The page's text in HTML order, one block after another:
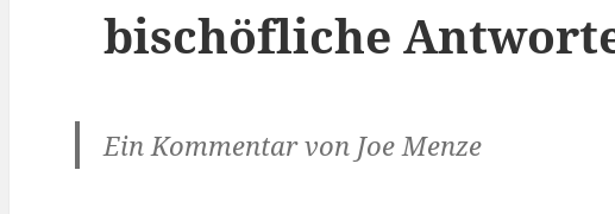
bischöfliche
Ein Kommentar von Joe Menze